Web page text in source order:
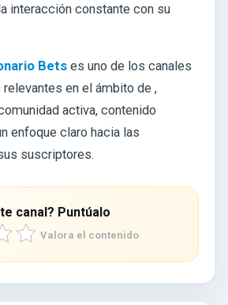
interacción constante con su
Bets es uno de los canales
en el ámbito de ,
activa, contenido
enfoque claro hacia las
suscriptores.
canal? Puntúalo
Valora el contenido